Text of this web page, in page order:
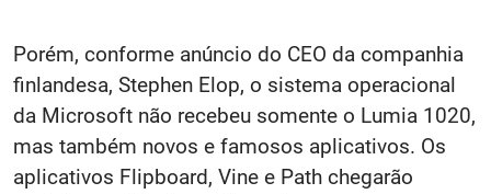
Porém, conforme anúncio do CEO da companhia
finlandesa, Stephen Elop, o sistema operacional
da Microsoft não recebeu somente o Lumia 1020,
mas também novos e famosos aplicativos. Os
aplicativos Flipboard, Vine e Path chegarão